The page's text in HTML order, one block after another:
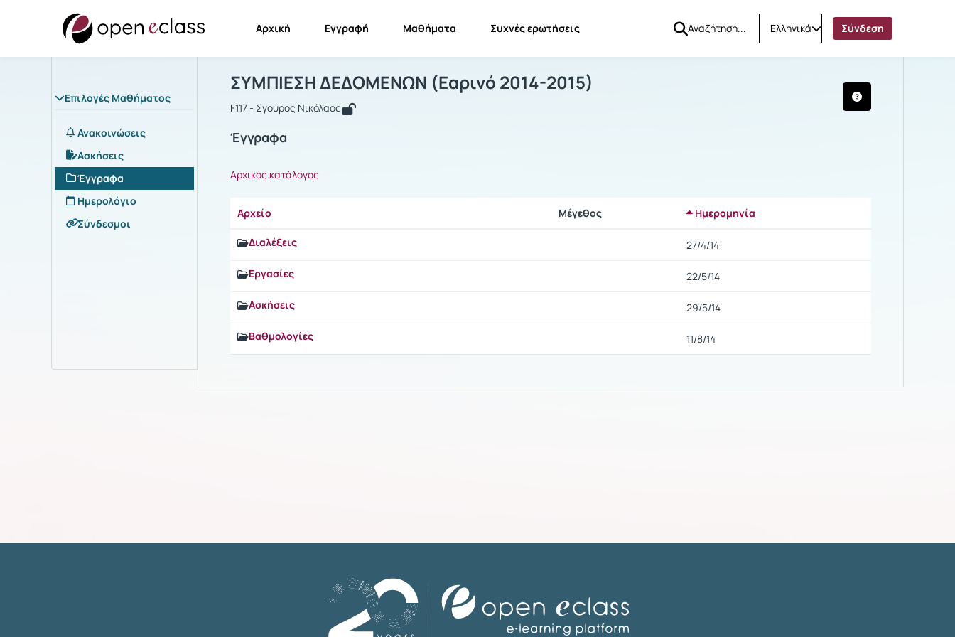
Αρχική Εγγραφή Μαθήματα Συχνές ερωτήσεις Ελληνικά Σύνδεση
Επιλογές Μαθήματος
Ανακοινώσεις
Ασκήσεις
Έγγραφα
Ημερολόγιο
Σύνδεσμοι
Μάθημα : ΣΥΜΠΙΕΣΗ ΔΕΔΟΜΕΝΩΝ (Εαρινό 2014-2015)
ΣΥΜΠΙΕΣΗ ΔΕΔΟΜΕΝΩΝ (Εαρινό 2014-2015)
F117 - Σγούρος Νικόλαος
Έγγραφα
Αρχικός κατάλογος
Αρχείο Μέγεθος Ημερομηνία
Διαλέξεις
27/4/14
Εργασίες 22/5/14
Ασκήσεις 29/5/14
Βαθμολογίες 11/8/14